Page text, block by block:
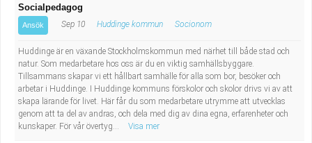
Socialpedagog
Ansök Sep 10 Huddinge kommun Socionom
Huddinge är en växande Stockholmskommun med närhet till både stad och
natur. Som medarbetare hos oss är du en viktig samhällsbyggare.
Tillsammans skapar vi ett hållbart samhälle för alla som bor, besöker och
arbetar i Huddinge. I Huddinge kommuns förskolor och skolor drivs vi av att
skapa lärande för livet. Här får du som medarbetare utrymme att utvecklas
genom att ta del av andras, och dela med dig av dina egna, erfarenheter och
kunskaper. För vår övertyg...
Visa mer